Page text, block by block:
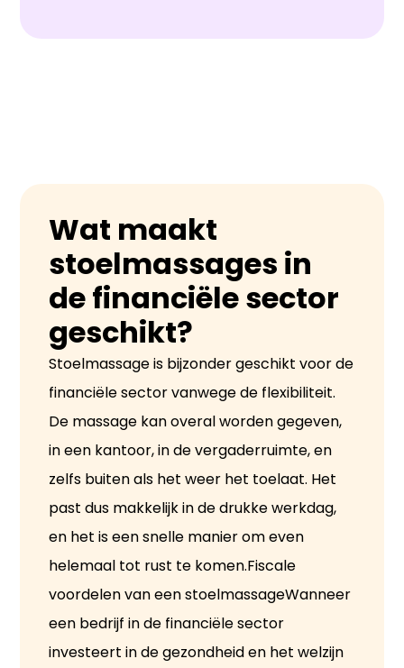
Wat maakt
stoelmassages in
de financiële sector
geschikt?
Stoelmassage is bijzonder geschikt voor de
financiële sector vanwege de flexibiliteit.
De massage kan overal worden gegeven,
in een kantoor, in de vergaderruimte, en
zelfs buiten als het weer het toelaat. Het
past dus makkelijk in de drukke werkdag,
en het is een snelle manier om even
helemaal tot rust te komen.Fiscale
voordelen van een stoelmassageWanneer
een bedrijf in de financiële sector
investeert in de gezondheid en het welzijn